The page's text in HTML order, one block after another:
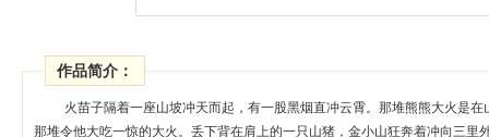
作品简介：
火苗子隔着一座山坡冲天而起，有一股黑烟直冲云霄。那堆熊熊大火
那堆令他大吃一惊的大火。丢下背在肩上的一只山猪，金小山狂奔着冲向三里